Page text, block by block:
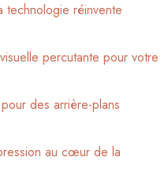
technologie réinvente
percutante pour votre
des arrière-plans
au cœur de la